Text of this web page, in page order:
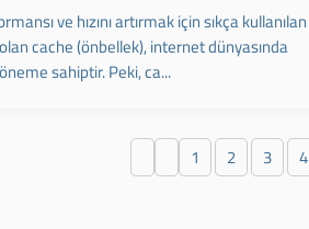
ve hızını artırmak için sıkça kullanılan
cache (önbellek), internet dünyasında
sahiptir. Peki, ca...
1 2 3 4